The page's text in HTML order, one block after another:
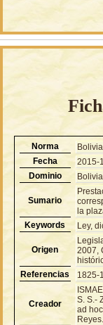
Norma
Fecha
2015-
Dominio
Bolivia
Sumario
la
Keywords
Ley,
Origen
2007,
Referencias
1825-
Creador
S. S.-
ad
Reyes.